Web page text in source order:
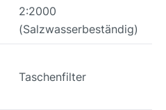
2:2000
(Salzwasserbeständig)
Taschenfilter